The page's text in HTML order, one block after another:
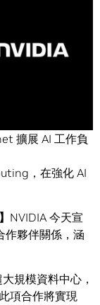
擴展 AI 工作負
，在強化 AI
NVIDIA 今天宣
作夥伴關係，涵
規模資料中心，
項合作將實現